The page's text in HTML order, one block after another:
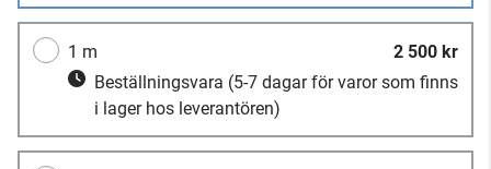
1 m
2 500 kr
Beställningsvara (5-7 dagar för varor som finns
i lager hos leverantören)